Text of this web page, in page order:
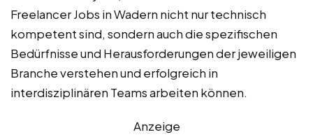
Freelancer Jobs in Wadern nicht nur technisch
kompetent sind, sondern auch die spezifischen
Bedürfnisse und Herausforderungen der jeweiligen
Branche verstehen und erfolgreich in
interdisziplinären Teams arbeiten können.
Anzeige